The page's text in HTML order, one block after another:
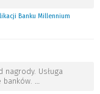
Banku Millennium
nagrody. Usługa
…